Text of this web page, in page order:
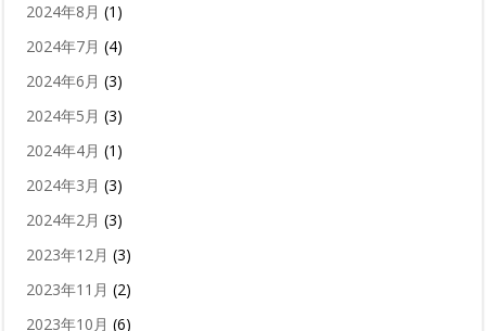
2024年8月 (1)
2024年7月 (4)
2024年6月 (3)
2024年5月 (3)
2024年4月 (1)
2024年3月 (3)
2024年2月 (3)
2023年12月 (3)
2023年11月 (2)
2023年10月 (6)